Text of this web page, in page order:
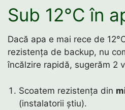
Sub 12°C în
Dacă apa e mai rece de
rezistența de backup, nu
încălzire rapidă, sugerăm 2
Scoatem rezistența din
(instalatorii știu).